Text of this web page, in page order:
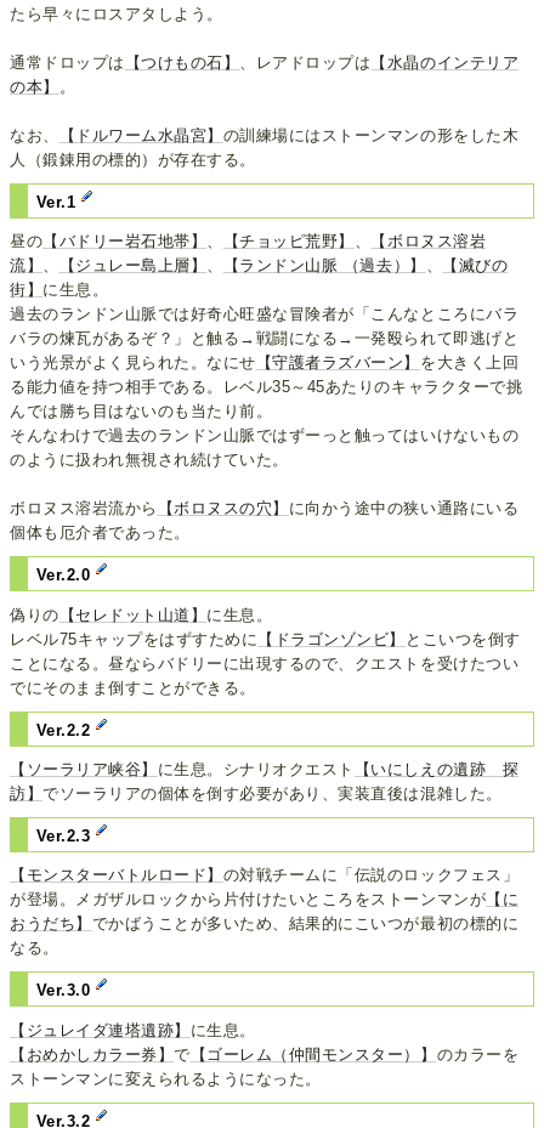
たら早々にロスアタしよう。
通常ドロップは 【つけもの石】 、レアドロップは 【水晶のインテリア
の本】
。
なお、 【ドルワーム水晶宮】 の訓練場にはストーンマンの形をした木
人（鍛錬用の標的）が存在する。
Ver.1
昼の 【バドリー岩石地帯】 、 【チョッピ荒野】 、
【ボロヌス溶岩
流】 、 【ジュレー島上層】 、 【ランドン山脈 （過去）】 、
【滅びの
街】 に生息。
過去のランドン山脈では好奇心旺盛な冒険者が「こんなところにバラ
バラの煉瓦があるぞ？」と触る→戦闘になる→一発殴られて即逃げと
いう光景がよく見られた。なにせ 【守護者ラズバーン】 を大きく上回
る能力値を持つ相手である。レベル35～45あたりのキャラクターで挑
んでは勝ち目はないのも当たり前。
そんなわけで過去のランドン山脈ではずーっと触ってはいけないもの
のように扱われ無視され続けていた。
ボロヌス溶岩流から 【ボロヌスの穴】 に向かう途中の狭い通路にいる
個体も厄介者であった。
Ver.2.0
偽りの 【セレドット山道】 に生息。
レベル75キャップをはずすために
【ドラゴンゾンビ】
とこいつを倒す
ことになる。昼ならバドリーに出現するので、クエストを受けたつい
でにそのまま倒すことができる。
Ver.2.2
【ソーラリア峡谷】 に生息。シナリオクエスト
【いにしえの遺跡 探
訪】でソーラリアの個体を倒す必要があり、実装直後は混雑した。
Ver.2.3
【モンスターバトルロード】 の対戦チームに「伝説のロックフェス」
が登場。メガザルロックから片付けたいところをストーンマンが 【に
おうだち】 でかばうことが多いため、結果的にこいつが最初の標的に
なる。
Ver.3.0
【ジュレイダ連塔遺跡】 に生息。
【おめかしカラー券】で 【ゴーレム（仲間モンスター）】 のカラーを
ストーンマンに変えられるようになった。
Ver.3.2